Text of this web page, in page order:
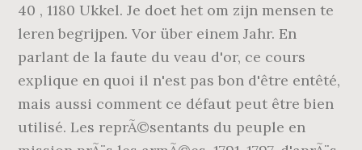
40 , 1180 Ukkel. Je doet het om zijn mensen te
leren begrijpen. Vor über einem Jahr. En
parlant de la faute du veau d'or, ce cours
explique en quoi il n'est pas bon d'être entêté,
mais aussi comment ce défaut peut être bien
utilisé. Les reprÃ©sentants du peuple en